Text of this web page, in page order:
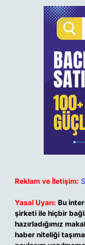
Reklam ve İletişim:
Yasal Uyarı: Bu
şirketi ile hiçbir
hazırladığımız
haber niteliği